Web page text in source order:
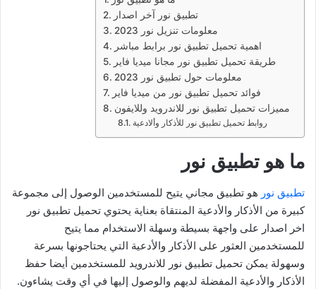
تطبيق نور آخر اصدار
معلومات تنزيل نور 2023
اهمية تحميل تطبيق نور برابط مباشر
طريقة تحميل تطبيق نور مجانا ميديا فاير
معلومات حول تطبيق نور 2023
فوائد تحميل تطبيق نور من ميديا فاير
مميزات تحميل تطبيق نور للاندرويد وللايفون
روابط تحميل تطبيق نور للأذكار وألادعية
ما هو تطبيق نور
تطبيق نور هو تطبيق مجاني يتيح للمستخدمين الوصول إلى مجموعة
كبيرة من الأذكار والأدعية المنتقاة بعناية يحتوي تحميل تطبيق نور
اخر اصدار على واجهة بسيطة وسهلة الاستخدام مما يتيح
للمستخدمين العثور على الأذكار والأدعية التي يحتاجونها بسرعة
وسهولة يمكن تحميل تطبيق نور للاندرويد للمستخدمين أيضا حفظ
الأذكار والأدعية المفضلة لديهم والوصول إليها في أي وقت يشاءون.